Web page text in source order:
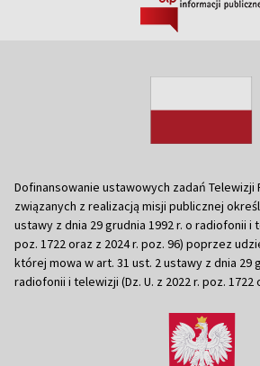
Dofinansowanie ustawowych zadań Telewizji
związanych z realizacją misji publicznej
ustawy z dnia 29 grudnia 1992 r. o radiofonii i
poz. 1722 oraz z 2024 r. poz. 96) poprzez
której mowa w art. 31 ust. 2 ustawy z dnia 29
radiofonii i telewizji (Dz. U. z 2022 r. poz. 1722